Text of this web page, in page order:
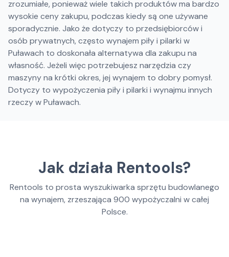
zrozumiałe, ponieważ wiele takich produktów ma bardzo
wysokie ceny zakupu, podczas kiedy są one używane
sporadycznie. Jako że dotyczy to przedsiębiorców i
osób prywatnych, często wynajem piły i pilarki w
Puławach to doskonała alternatywa dla zakupu na
własność. Jeżeli więc potrzebujesz narzędzia czy
maszyny na krótki okres, jej wynajem to dobry pomysł.
Dotyczy to wypożyczenia piły i pilarki i wynajmu innych
rzeczy w Puławach.
Jak działa Rentools?
Rentools to prosta wyszukiwarka sprzętu budowlanego
na wynajem, zrzeszająca 900 wypożyczalni w całej
Polsce.